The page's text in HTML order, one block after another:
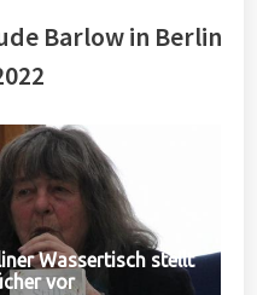
Barlow in Berlin
Wassertisch stellt
vor